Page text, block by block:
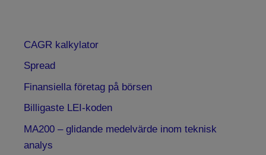
CAGR kalkylator
Spread
Finansiella företag på börsen
Billigaste LEI-koden
MA200 – glidande medelvärde inom teknisk
analys